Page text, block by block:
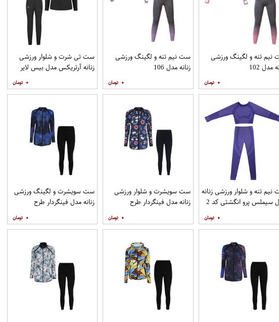
تنه و لگینگ ورزشی
مدل 102
۰
ست نیم تنه و لگینگ ورزشی
زنانه مدل 106
۰
ست تی شرت و شلوار ورزشی
زنانه آرتریکس مدل بیس لایر
۰
تنه و شلوار ورزشی زنانه
مدل سیملس پرو انگشتی کد 2
۰
ست سویشرت و شلوار ورزشی
زنانه مدل فینگردار طرح
۰
ست سویشرت و لگینگ ورزشی
زنانه مدل فینگردار طرح
۰